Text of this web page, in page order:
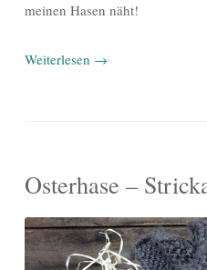
meinen Hasen näht!
Weiterlesen →
Osterhase –